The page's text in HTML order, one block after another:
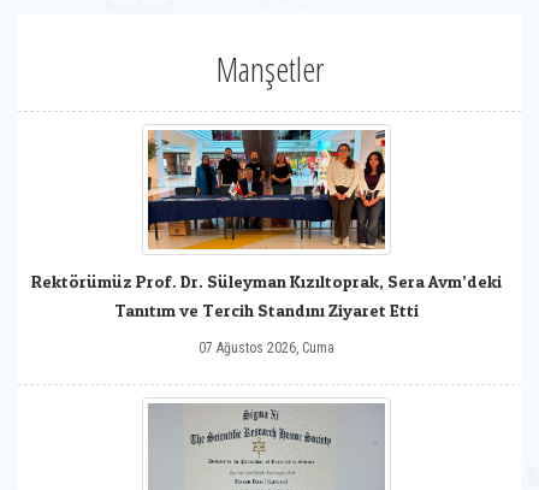
Manşetler
Rektörümüz Prof. Dr. Süleyman Kızıltoprak, Sera Avm’deki
Tanıtım ve Tercih Standını Ziyaret Etti
07 Ağustos 2026, Cuma